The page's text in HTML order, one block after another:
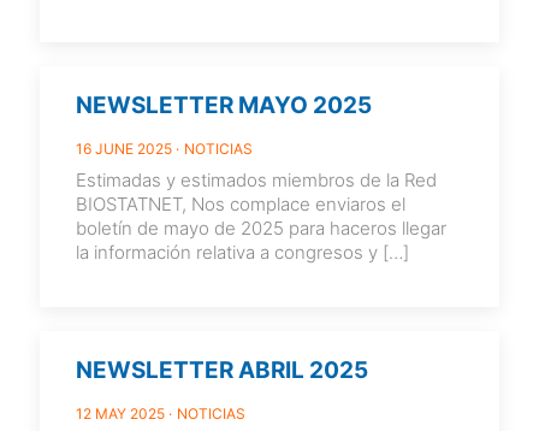
NEWSLETTER MAYO 2025
16 JUNE 2025 NOTICIAS
Estimadas y estimados miembros de la Red
BIOSTATNET, Nos complace enviaros el
boletín de mayo de 2025 para haceros llegar
la información relativa a congresos y […]
NEWSLETTER ABRIL 2025
12 MAY 2025 NOTICIAS